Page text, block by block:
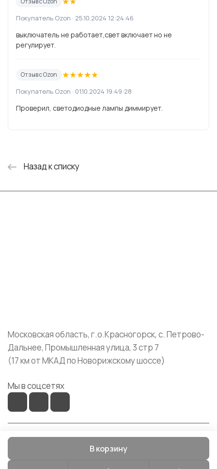
В корзину
Покупатель Ozon · 25.10.2024 12:24:46
выключатель не работает,свет включает но не
регулирует.
Отзыв с Ozon ★★★★★
Покупатель Ozon · 01.10.2024 19:49:28
Проверил, светодиодные лампы диммирует.
Назад к списку
Московская область, г.о.Красногорск, с. Петрово-
Дальнее, Промышленная улица, 3 стр 7
(17 км от МКАД по Новорижскому шоссе)
Мы в соцсетях
Конфиденциальность Оферта